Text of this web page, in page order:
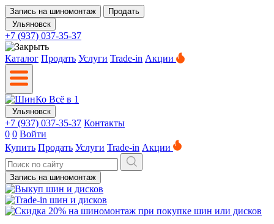
Запись на шиномонтаж
Продать
Ульяновск
+7 (937) 037-35-37
Каталог Продать Услуги Trade-in Акции
Ульяновск
+7 (937) 037-35-37 Контакты
0 0 Войти
Купить Продать Услуги Trade-in Акции
Запись на шиномонтаж